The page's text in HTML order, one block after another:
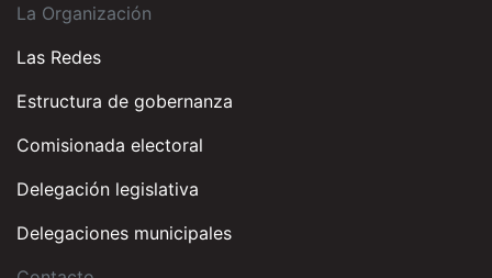
La Organización
Las Redes
Estructura de gobernanza
Comisionada electoral
Delegación legislativa
Delegaciones municipales